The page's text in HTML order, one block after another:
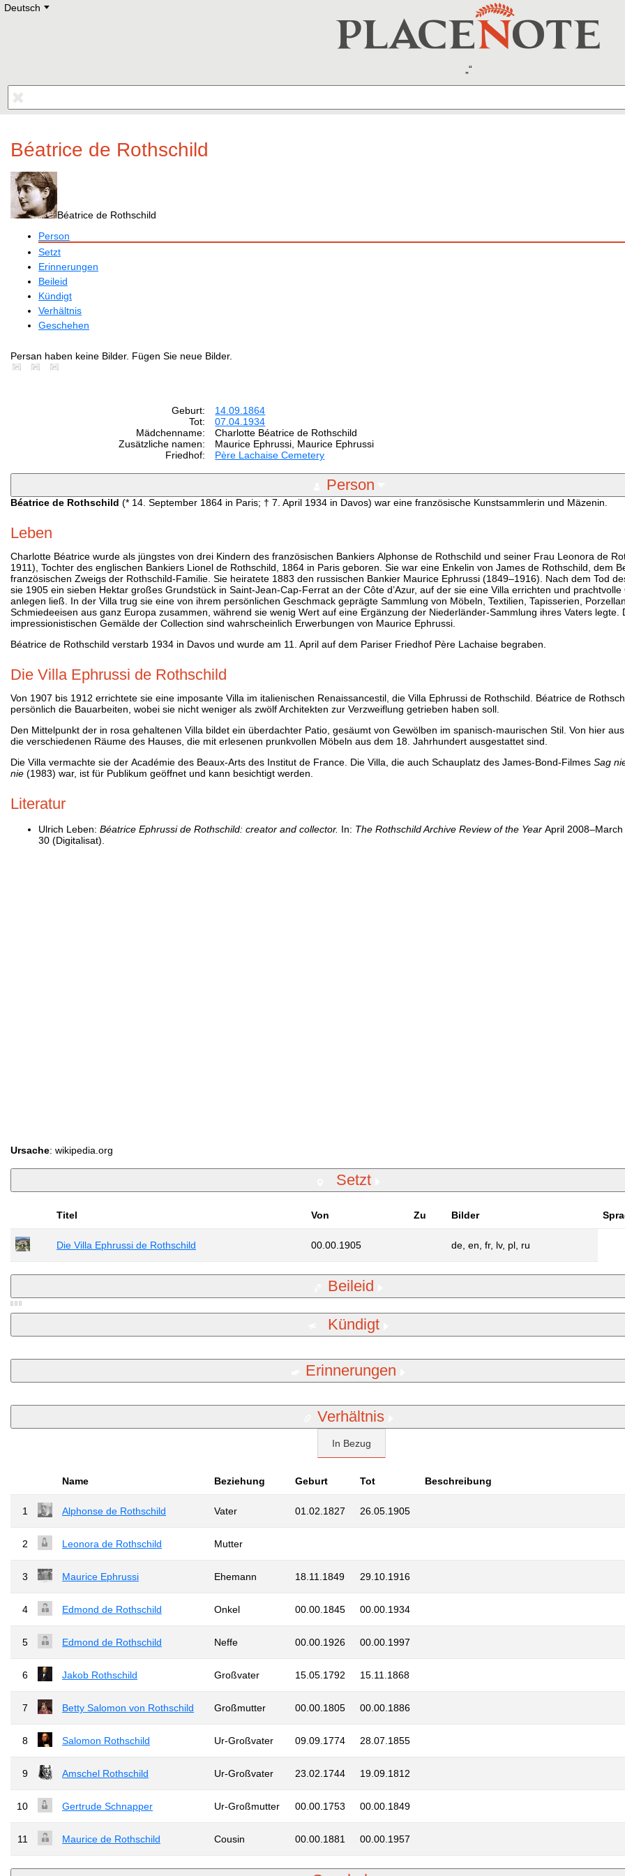
Deutsch E
Deutsch
Polski
Hebrew
Eestikeelne
Béatrice de Rothschild
Béatrice de Rothschild
Person
Setzt
Erinnerungen
Beileid
Kündigt
Verhältnis
Geschehen
Persan haben keine Bilder. Fügen Sie neue Bilder.
Geburt:
14.09.1864
Tot:
07.04.1934
Mädchenname:
Charlotte Béatrice de Rothschild
Zusätzliche namen:
Maurice Ephrussi, Maurice Ephrussi
Friedhof:
Père Lachaise Cemetery
Person
Béatrice de Rothschild (* 14. September 1864 in Paris; † 7. April 1934 in Davos) war eine französische Kunstsammlerin und Mäzenin.
Leben
Charlotte Béatrice wurde als jüngstes von drei Kindern des französischen Bankiers Alphonse de Rothschild und seiner Frau Leonora de
1911), Tochter des englischen Bankiers Lionel de Rothschild, 1864 in Paris geboren. Sie war eine Enkelin von James de Rothschild, dem
französischen Zweigs der Rothschild-Familie. Sie heiratete 1883 den russischen Bankier Maurice Ephrussi (1849–1916). Nach dem Tod
sie 1905 ein sieben Hektar großes Grundstück in Saint-Jean-Cap-Ferrat an der Côte d’Azur, auf der sie eine Villa errichten und prachtvolle
anlegen ließ. In der Villa trug sie eine von ihrem persönlichen Geschmack geprägte Sammlung von Möbeln, Textilien, Tapisserien,
Schmiedeeisen aus ganz Europa zusammen, während sie wenig Wert auf eine Ergänzung der Niederländer-Sammlung ihres Vaters legte.
impressionistischen Gemälde der Collection sind wahrscheinlich Erwerbungen von Maurice Ephrussi.
Béatrice de Rothschild verstarb 1934 in Davos und wurde am 11. April auf dem Pariser Friedhof Père Lachaise begraben.
Die Villa Ephrussi de Rothschild
Von 1907 bis 1912 errichtete sie eine imposante Villa im italienischen Renaissancestil, die Villa Ephrussi de Rothschild. Béatrice de
persönlich die Bauarbeiten, wobei sie nicht weniger als zwölf Architekten zur Verzweiflung getrieben haben soll.
Den Mittelpunkt der in rosa gehaltenen Villa bildet ein überdachter Patio, gesäumt von Gewölben im spanisch-maurischen Stil. Von hier
die verschiedenen Räume des Hauses, die mit erlesenen prunkvollen Möbeln aus dem 18. Jahrhundert ausgestattet sind.
Die Villa vermachte sie der Académie des Beaux-Arts des Institut de France. Die Villa, die auch Schauplatz des James-Bond-Filmes Sag
nie (1983) war, ist für Publikum geöffnet und kann besichtigt werden.
Literatur
Ulrich Leben: Béatrice Ephrussi de Rothschild: creator and collector. In: The Rothschild Archive Review of the Year April
30 (Digitalisat).
Ursache: wikipedia.org
Setzt
Titel Von Zu Bilder
Die Villa Ephrussi de Rothschild 00.00.1905 de, en, fr, lv, pl, ru
Beileid
Kündigt
Erinnerungen
Verhältnis
In Bezug
Name Beziehung Geburt Tot Beschreibung
1 Alphonse de Rothschild Vater 01.02.1827 26.05.1905
2 Leonora de Rothschild Mutter
3 Maurice Ephrussi Ehemann 18.11.1849 29.10.1916
4 Edmond de Rothschild Onkel 00.00.1845 00.00.1934
5 Edmond de Rothschild Neffe 00.00.1926 00.00.1997
6 Jakob Rothschild Großvater 15.05.1792 15.11.1868
7 Betty Salomon von Rothschild Großmutter 00.00.1805 00.00.1886
8 Salomon Rothschild Ur-Großvater 09.09.1774 28.07.1855
9 Amschel Rothschild Ur-Großvater 23.02.1744 19.09.1812
10 Gertrude Schnapper Ur-Großmutter 00.00.1753 00.00.1849
11 Maurice de Rothschild Cousin 00.00.1881 00.00.1957